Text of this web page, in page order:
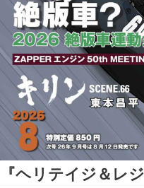
『ヘリテイジ＆レ